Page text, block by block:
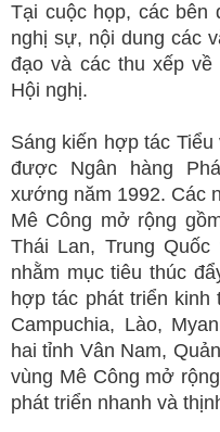
Tại cuộc họp, các bên
nghị sự, nội dung các
đạo và các thu xếp
Hội nghị.
Sáng kiến hợp tác
được Ngân hàng
xướng năm 1992. Các
Mê Công mở rộng
Thái Lan, Trung
nhằm mục tiêu thúc
hợp tác phát triển
Campuchia, Lào,
hai tỉnh Vân Nam,
vùng Mê Công mở
phát triển nhanh và